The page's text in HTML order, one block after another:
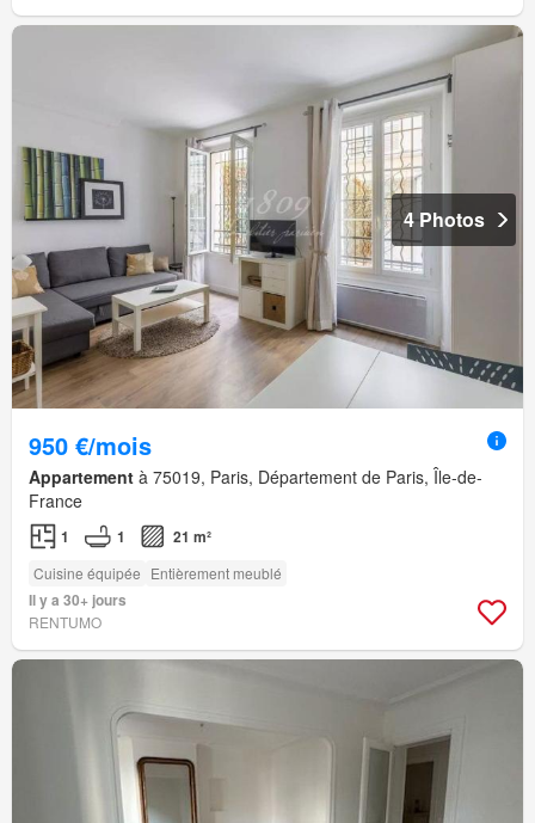
4 Photos
950 €/mois
Appartement à 75019, Paris, Département de Paris, Île-de-
France
1 1 21 m²
Cuisine équipée Entièrement meublé
Il y a 30+ jours
RENTUMO